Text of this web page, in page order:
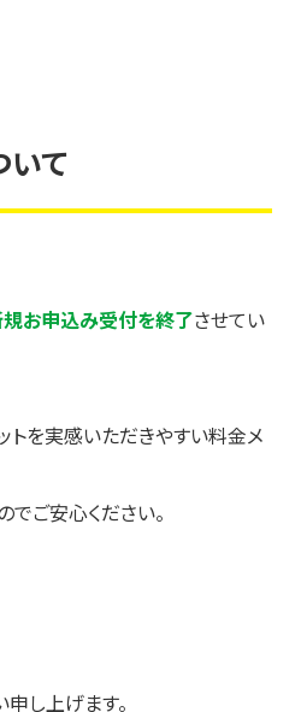
いて
規お申込み受付を終了させてい
トを実感いただきやすい料金メ
ご安心ください。
し上げます。